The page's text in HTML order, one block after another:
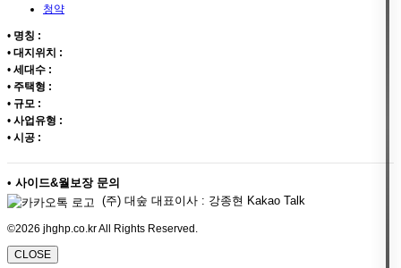
청약
• 명칭 :
• 대지위치 :
• 세대수 :
• 주택형 :
• 규모 :
• 사업유형 :
• 시공 :
• 사이드&월보장 문의
(주) 대숲 대표이사 : 강종현 Kakao Talk
©2026 jhghp.co.kr All Rights Reserved.
CLOSE